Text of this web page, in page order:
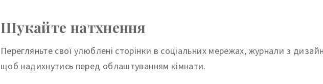
Шукайте натхнення
Перегляньте свої улюблені сторінки в соціальних мережах, журнали з
щоб надихнутись перед облаштуванням кімнати.